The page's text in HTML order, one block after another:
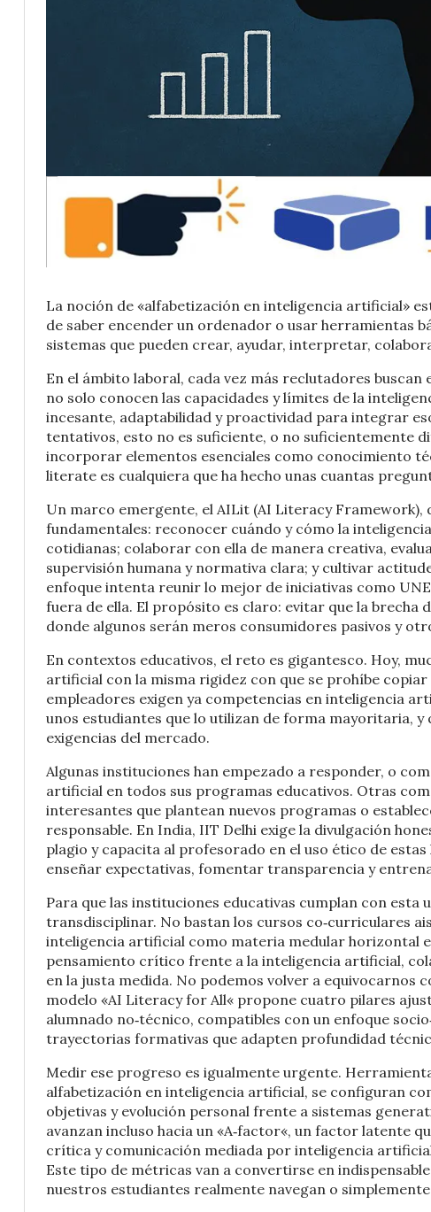
La noción de «alfabetización en inteligencia artificial»
de saber encender un ordenador o usar herramientas
sistemas que pueden crear, ayudar, interpretar,
En el ámbito laboral, cada vez más reclutadores
no solo conocen las capacidades y límites de la
incesante, adaptabilidad y proactividad para integrar
tentativos, esto no es suficiente, o no suficientemente
incorporar elementos esenciales como conocimiento
literate es cualquiera que ha hecho unas cuantas
Un marco emergente, el AILit (AI Literacy
fundamentales: reconocer cuándo y cómo la
cotidianas; colaborar con ella de manera creativa,
supervisión humana y normativa clara; y cultivar
enfoque intenta reunir lo mejor de iniciativas como
fuera de ella. El propósito es claro: evitar que la
donde algunos serán meros consumidores pasivos y
En contextos educativos, el reto es gigantesco. Hoy,
artificial con la misma rigidez con que se prohíbe
empleadores exigen ya competencias en inteligencia
unos estudiantes que lo utilizan de forma mayoritaria, y
exigencias del mercado.
Algunas instituciones han empezado a responder, o
artificial en todos sus programas educativos. Otras
interesantes que plantean nuevos programas o
responsable. En India, IIT Delhi exige la divulgación
plagio y capacita al profesorado en el uso ético de
enseñar expectativas, fomentar transparencia y
Para que las instituciones educativas cumplan con
transdisciplinar. No bastan los cursos co‑curriculares
inteligencia artificial como materia medular horizontal
pensamiento crítico frente a la inteligencia artificial,
en la justa medida. No podemos volver a equivocarnos
modelo «AI Literacy for All« propone cuatro pilares
alumnado no‑técnico, compatibles con un enfoque
trayectorias formativas que adapten profundidad
Medir ese progreso es igualmente urgente.
alfabetización en inteligencia artificial, se configuran
objetivas y evolución personal frente a sistemas
avanzan incluso hacia un «A‑factor«, un factor latente
crítica y comunicación mediada por inteligencia
Este tipo de métricas van a convertirse en
nuestros estudiantes realmente navegan o